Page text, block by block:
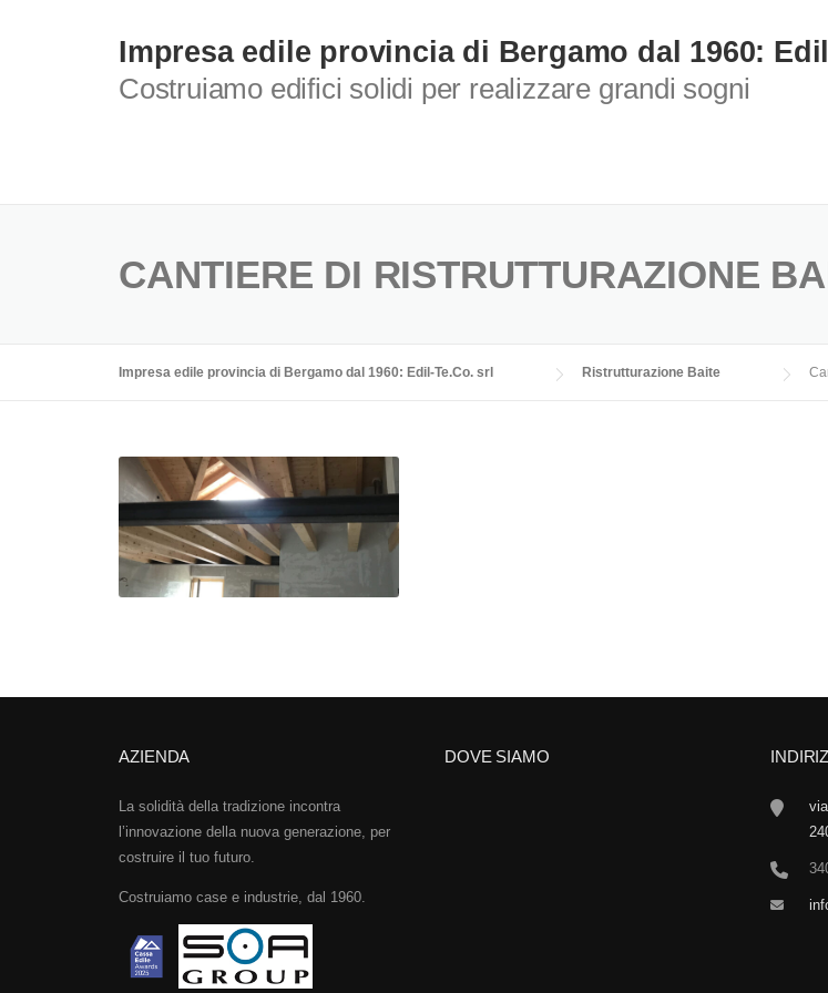
Impresa edile provincia di Bergamo dal 1960:
Costruiamo edifici solidi per realizzare grandi sogni
CANTIERE DI RISTRUTTURAZIONE
Impresa edile provincia di Bergamo dal 1960: Edil-Te.Co. srl Ristrutturazione Baite
AZIENDA
La solidità della tradizione incontra
l’innovazione della nuova generazione, per
costruire il tuo futuro.
Costruiamo case e industrie, dal 1960.
DOVE SIAMO